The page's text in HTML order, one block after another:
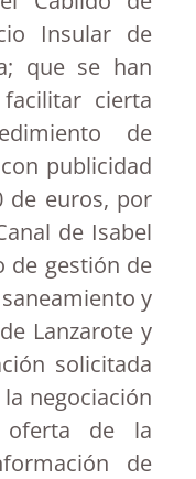
Insular de
que se han
cierta
de
publicidad
de euros, por
de Isabel
de gestión de
y
Lanzarote y
solicitada
negociación
oferta de la
de